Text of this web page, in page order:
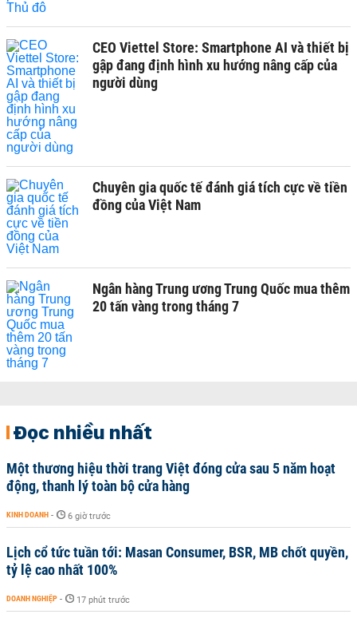
CEO Viettel Store: Smartphone AI và thiết bị
gập đang định hình xu hướng nâng cấp của
người dùng
Chuyên gia quốc tế đánh giá tích cực về tiền
đồng của Việt Nam
Ngân hàng Trung ương Trung Quốc mua thêm
20 tấn vàng trong tháng 7
Đọc nhiều nhất
Một thương hiệu thời trang Việt đóng cửa sau 5 năm hoạt
động, thanh lý toàn bộ cửa hàng
KINH DOANH - 6 giờ trước
Lịch cổ tức tuần tới: Masan Consumer, BSR, MB chốt quyền,
tỷ lệ cao nhất 100%
DOANH NGHIỆP - 17 phút trước